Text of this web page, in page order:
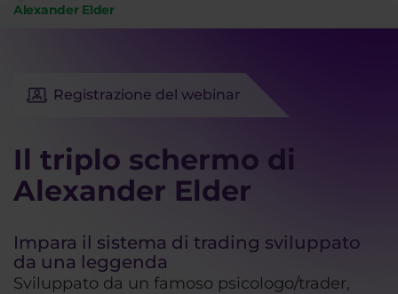
Alexander Elder
Registrazione del webinar
Il triplo schermo di
Alexander Elder
Impara il sistema di trading sviluppato
da una leggenda
Sviluppato da un famoso psicologo/trader,